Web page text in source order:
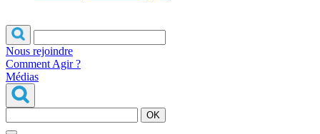
Nous rejoindre
Comment Agir ?
Médias
OK